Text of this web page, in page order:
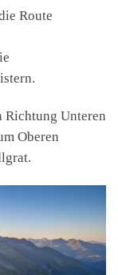
Route
Richtung Unteren
Oberen